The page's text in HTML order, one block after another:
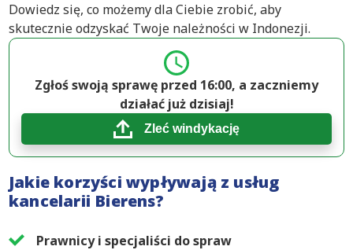
Dowiedz się, co możemy dla Ciebie zrobić, aby
skutecznie odzyskać Twoje należności w Indonezji.
Zgłoś swoją sprawę przed 16:00, a zaczniemy
działać już dzisiaj!
Zleć windykację
Jakie korzyści wypływają z usług
kancelarii Bierens?
Prawnicy i specjaliści do spraw